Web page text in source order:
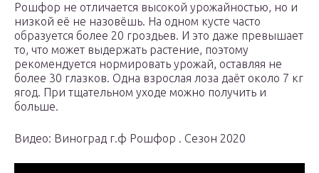
Рошфор не отличается высокой урожайностью, но и
низкой её не назовёшь. На одном кусте часто
образуется более 20 гроздьев. И это даже превышает
то, что может выдержать растение, поэтому
рекомендуется нормировать урожай, оставляя не
более 30 глазков. Одна взрослая лоза даёт около 7 кг
ягод. При тщательном уходе можно получить и
больше.
Видео: Виноград г.ф Рошфор . Сезон 2020